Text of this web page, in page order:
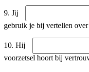
9. Jij
gebruik je bij vertellen over
10. Hij
voorzetsel hoort bij